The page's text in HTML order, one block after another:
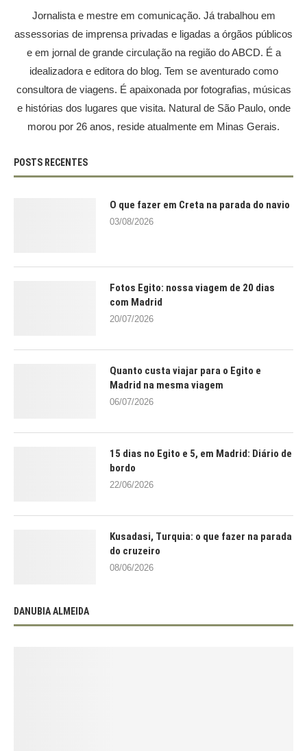
Jornalista e mestre em comunicação. Já trabalhou em
assessorias de imprensa privadas e ligadas a órgãos públicos
e em jornal de grande circulação na região do ABCD. É a
idealizadora e editora do blog. Tem se aventurado como
consultora de viagens. É apaixonada por fotografias, músicas
e histórias dos lugares que visita. Natural de São Paulo, onde
morou por 26 anos, reside atualmente em Minas Gerais.
POSTS RECENTES
O que fazer em Creta na parada do navio
03/08/2026
Fotos Egito: nossa viagem de 20 dias
com Madrid
20/07/2026
Quanto custa viajar para o Egito e
Madrid na mesma viagem
06/07/2026
15 dias no Egito e 5, em Madrid: Diário de
bordo
22/06/2026
Kusadasi, Turquia: o que fazer na parada
do cruzeiro
08/06/2026
DANUBIA ALMEIDA